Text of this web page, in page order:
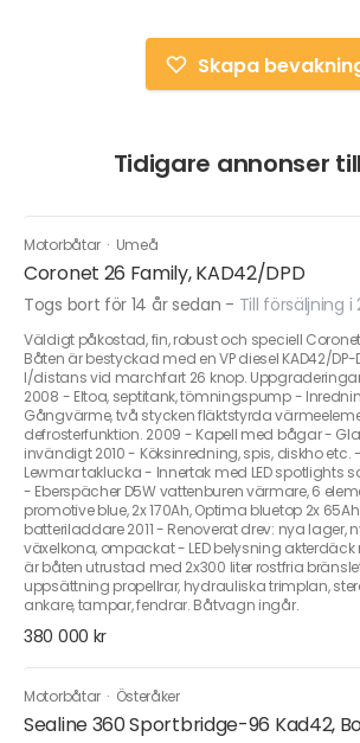
Skapa
Tidigare annonser
Motorbåtar · Umeå
Coronet 26 Family, KAD42/DPD
Togs bort för 14 år sedan - Till försäljning
Väldigt påkostad, fin, robust och speciell
Båten är bestyckad med en VP diesel KAD42/DP-
l/distans vid marchfart 26 knop.
2008 - Eltoa, septitank, tömningspump -
Gångvärme, två stycken fläktstyrda
defrosterfunktion. 2009 - Kapell med bågar -
invändigt 2010 - Köksinredning, spis, diskho etc.
Lewmar taklucka - Innertak med LED spotlights
- Eberspächer D5W vattenburen värmare, 6
promotive blue, 2x 170Ah, Optima bluetop 2x
batteriladdare 2011 - Renoverat drev: nya lager,
växelkona, ompackat - LED belysning
är båten utrustad med 2x300 liter rostfria
uppsättning propellrar, hydrauliska trimplan,
ankare, tampar, fendrar. Båtvagn ingår.
380 000 kr
Motorbåtar · Österåker
Sealine 360 Sportbridge-96 Kad42,